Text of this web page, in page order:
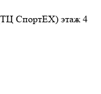
СпортEX) этаж 4